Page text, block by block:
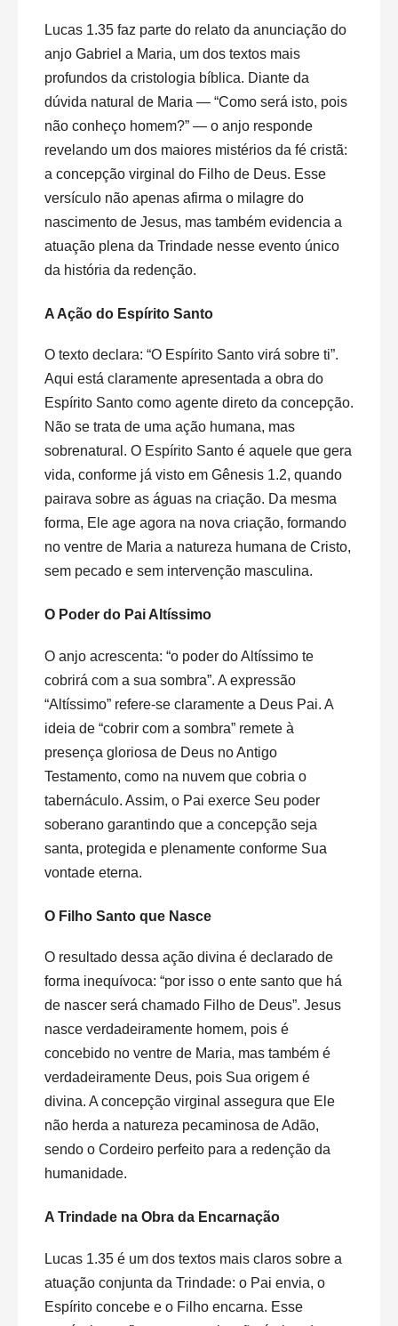
Lucas 1.35 faz parte do relato da anunciação do
anjo Gabriel a Maria, um dos textos mais
profundos da cristologia bíblica. Diante da
dúvida natural de Maria — “Como será isto, pois
não conheço homem?” — o anjo responde
revelando um dos maiores mistérios da fé cristã:
a concepção virginal do Filho de Deus. Esse
versículo não apenas afirma o milagre do
nascimento de Jesus, mas também evidencia a
atuação plena da Trindade nesse evento único
da história da redenção.
A Ação do Espírito Santo
O texto declara: “O Espírito Santo virá sobre ti”.
Aqui está claramente apresentada a obra do
Espírito Santo como agente direto da concepção.
Não se trata de uma ação humana, mas
sobrenatural. O Espírito Santo é aquele que gera
vida, conforme já visto em Gênesis 1.2, quando
pairava sobre as águas na criação. Da mesma
forma, Ele age agora na nova criação, formando
no ventre de Maria a natureza humana de Cristo,
sem pecado e sem intervenção masculina.
O Poder do Pai Altíssimo
O anjo acrescenta: “o poder do Altíssimo te
cobrirá com a sua sombra”. A expressão
“Altíssimo” refere-se claramente a Deus Pai. A
ideia de “cobrir com a sombra” remete à
presença gloriosa de Deus no Antigo
Testamento, como na nuvem que cobria o
tabernáculo. Assim, o Pai exerce Seu poder
soberano garantindo que a concepção seja
santa, protegida e plenamente conforme Sua
vontade eterna.
O Filho Santo que Nasce
O resultado dessa ação divina é declarado de
forma inequívoca: “por isso o ente santo que há
de nascer será chamado Filho de Deus”. Jesus
nasce verdadeiramente homem, pois é
concebido no ventre de Maria, mas também é
verdadeiramente Deus, pois Sua origem é
divina. A concepção virginal assegura que Ele
não herda a natureza pecaminosa de Adão,
sendo o Cordeiro perfeito para a redenção da
humanidade.
A Trindade na Obra da Encarnação
Lucas 1.35 é um dos textos mais claros sobre a
atuação conjunta da Trindade: o Pai envia, o
Espírito concebe e o Filho encarna. Esse